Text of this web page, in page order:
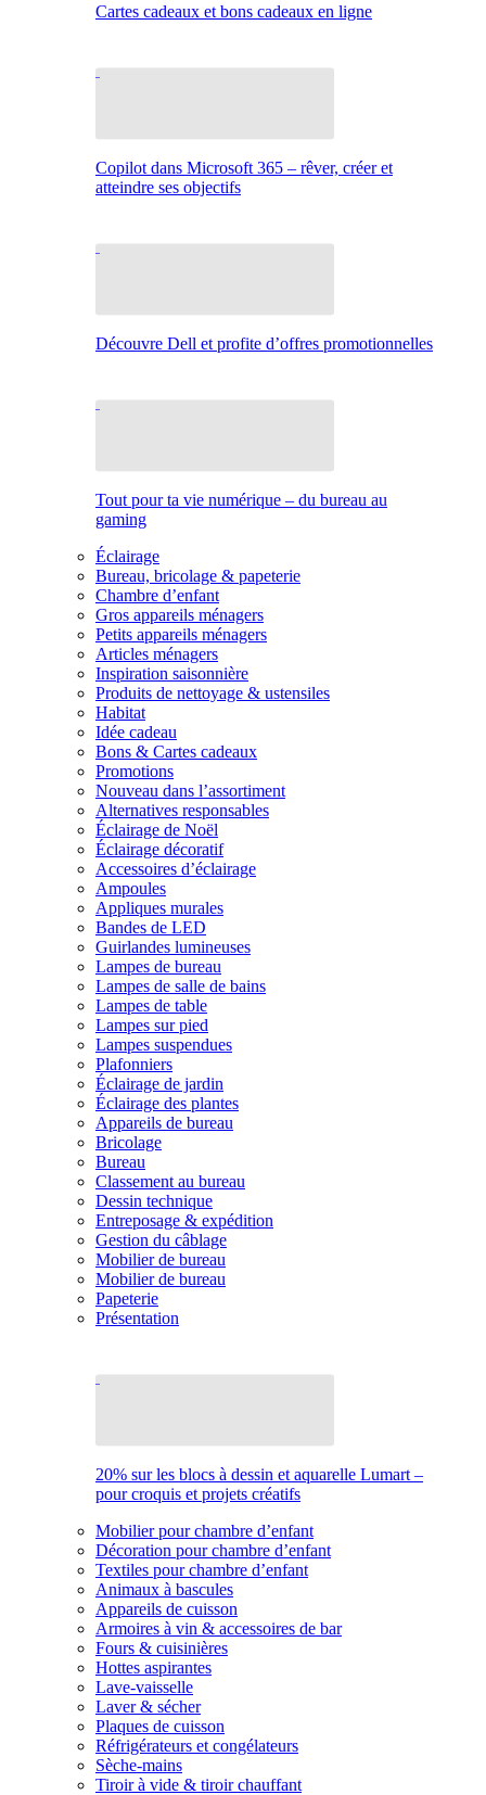
Cartes cadeaux et bons cadeaux en ligne
Copilot dans Microsoft 365 – rêver, créer et
atteindre ses objectifs
Découvre Dell et profite d’offres promotionnelles
Tout pour ta vie numérique – du bureau au
gaming
Éclairage
Bureau, bricolage & papeterie
Chambre d’enfant
Gros appareils ménagers
Petits appareils ménagers
Articles ménagers
Inspiration saisonnière
Produits de nettoyage & ustensiles
Habitat
Idée cadeau
Bons & Cartes cadeaux
Promotions
Nouveau dans l’assortiment
Alternatives responsables
Éclairage de Noël
Éclairage décoratif
Accessoires d’éclairage
Ampoules
Appliques murales
Bandes de LED
Guirlandes lumineuses
Lampes de bureau
Lampes de salle de bains
Lampes de table
Lampes sur pied
Lampes suspendues
Plafonniers
Éclairage de jardin
Éclairage des plantes
Appareils de bureau
Bricolage
Bureau
Classement au bureau
Dessin technique
Entreposage & expédition
Gestion du câblage
Mobilier de bureau
Mobilier de bureau
Papeterie
Présentation
20% sur les blocs à dessin et aquarelle Lumart –
pour croquis et projets créatifs
Mobilier pour chambre d’enfant
Décoration pour chambre d’enfant
Textiles pour chambre d’enfant
Animaux à bascules
Appareils de cuisson
Armoires à vin & accessoires de bar
Fours & cuisinières
Hottes aspirantes
Lave-vaisselle
Laver & sécher
Plaques de cuisson
Réfrigérateurs et congélateurs
Sèche-mains
Tiroir à vide & tiroir chauffant